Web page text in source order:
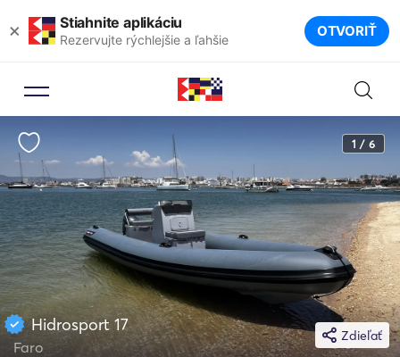
× Stiahnite aplikáciu
Rezervujte rýchlejšie a ľahšie OTVORIŤ
1 / 6
Zdieľať
Hidrosport 17
Faro